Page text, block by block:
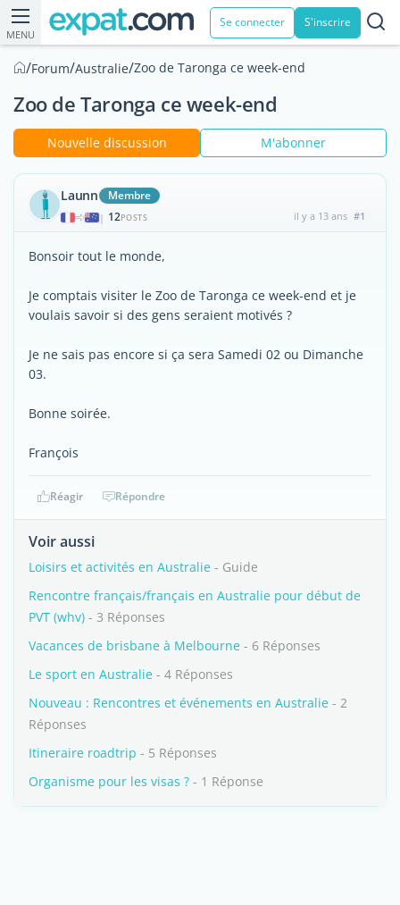
MENU
Se connecter S'inscrire
/Forum/Australie/Zoo de Taronga ce week-end
Zoo de Taronga ce week-end
Nouvelle discussion M'abonner
Launn Membre
| 12POSTS il y a 13 ans #1
Bonsoir tout le monde,
Je comptais visiter le Zoo de Taronga ce week-end et je
voulais savoir si des gens seraient motivés ?
Je ne sais pas encore si ça sera Samedi 02 ou Dimanche
03.
Bonne soirée.
François
Réagir Répondre
Voir aussi
Loisirs et activités en Australie - Guide
Rencontre français/français en Australie pour début de
PVT (whv) - 3 Réponses
Vacances de brisbane à Melbourne - 6 Réponses
Le sport en Australie - 4 Réponses
Nouveau : Rencontres et événements en Australie - 2
Réponses
Itineraire roadtrip - 5 Réponses
Organisme pour les visas ? - 1 Réponse